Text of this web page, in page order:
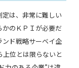
は、非常に難しい
のＫＰＩが必要だ
ンド戦略サーベイ企
位とは限らないと